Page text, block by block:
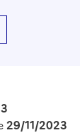
29/11/2023